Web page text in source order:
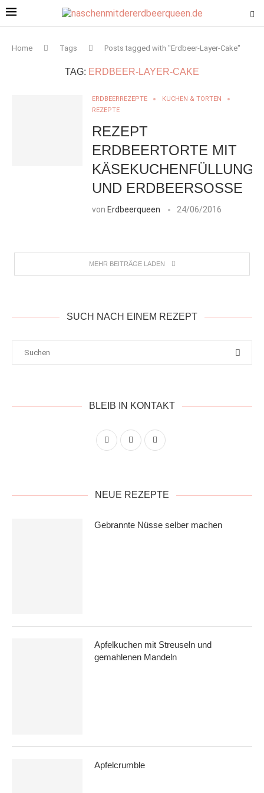
Home Tags Posts tagged with "Erdbeer-Layer-Cake"
TAG: ERDBEER-LAYER-CAKE
ERDBEERREZEPTE
KUCHEN & TORTEN
REZEPTE
REZEPT
ERDBEERTORTE MIT
KÄSEKUCHENFÜLLUNG
UND ERDBEERSOSSE
von Erdbeerqueen 24/06/2016
MEHR BEITRÄGE LADEN
SUCH NACH EINEM REZEPT
BLEIB IN KONTAKT
NEUE REZEPTE
Gebrannte Nüsse selber machen
Apfelkuchen mit Streuseln und
gemahlenen Mandeln
Apfelcrumble